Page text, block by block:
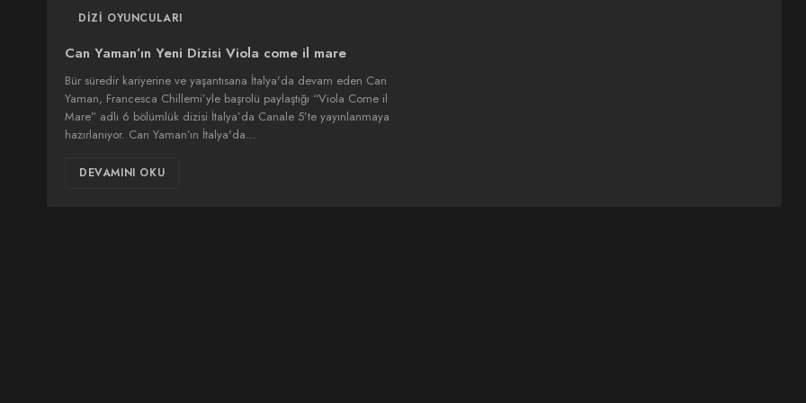
DIZI OYUNCULARI
Can Yaman’ın Yeni Dizisi Viola come il mare
Bür süredir kariyerine ve yaşantısana İtalya'da devam eden Can
Yaman, Francesca Chillemi’yle başrolü paylaştığı “Viola Come il
Mare” adlı 6 bölümlük dizisi İtalya’da Canale 5’te yayınlanmaya
hazırlanıyor. Can Yaman’ın İtalya'da…
DEVAMINI OKU